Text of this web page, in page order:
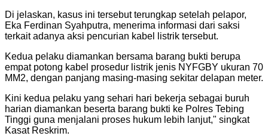
Di jelaskan, kasus ini tersebut terungkap setelah pelapor,
Eka Ferdinan Syahputra, menerima informasi dari saksi
terkait adanya aksi pencurian kabel listrik tersebut.
Kedua pelaku diamankan bersama barang bukti berupa
empat potong kabel prosedur listrik jenis NYFGBY ukuran 70
MM2, dengan panjang masing-masing sekitar delapan meter.
Kini kedua pelaku yang sehari hari bekerja sebagai buruh
harian diamankan beserta barang bukti ke Polres Tebing
Tinggi guna menjalani proses hukum lebih lanjut," singkat
Kasat Reskrim.